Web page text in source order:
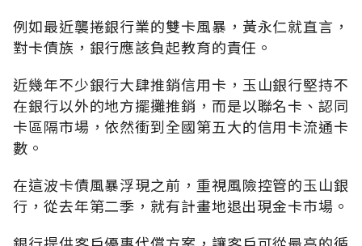
例如最近襲捲銀行業的雙卡風暴，黃永仁就直言，
對卡債族，銀行應該負起教育的責任。
近幾年不少銀行大肆推銷信用卡，玉山銀行堅持不
在銀行以外的地方擺攤推銷，而是以聯名卡、認同
卡區隔市場，依然衝到全國第五大的信用卡流通卡
數。
在這波卡債風暴浮現之前，重視風險控管的玉山銀
行，從去年第二季，就有計畫地退出現金卡市場。